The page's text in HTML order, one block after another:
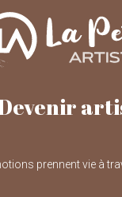
prennent vie à